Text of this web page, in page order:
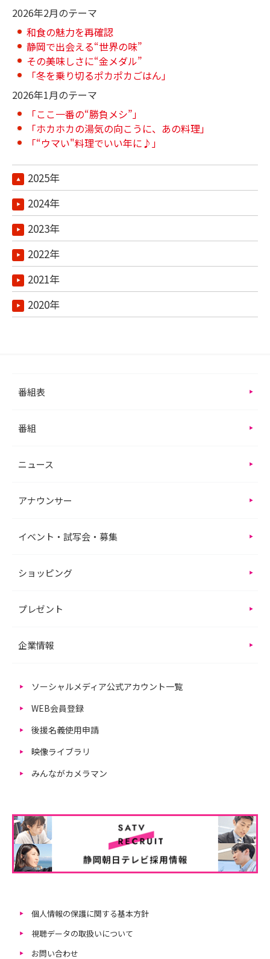
2026年2月のテーマ
和食の魅力を再確認
静岡で出会える“世界の味”
その美味しさに“金メダル”
「冬を乗り切るポカポカごはん」
2026年1月のテーマ
「ここ一番の“勝負メシ”」
「ホカホカの湯気の向こうに、あの料理」
「“ウマい"料理でいい年に♪」
2025年
2024年
2023年
2022年
2021年
2020年
番組表
番組
ニュース
アナウンサー
イベント・試写会・募集
ショッピング
プレゼント
企業情報
ソーシャルメディア公式アカウント一覧
WEB会員登録
後援名義使用申請
映像ライブラリ
みんながカメラマン
個人情報の保護に関する基本方針
視聴データの取扱いについて
お問い合わせ